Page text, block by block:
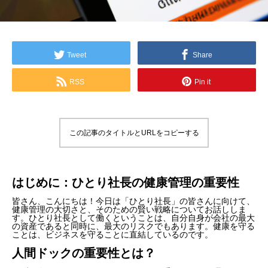
Tweet Share
RSS Pin it
この記事のタイトルとURLをコピーする
はじめに：ひとり社長の健康管理の重要性
皆さん、こんにちは！今日は「ひとり社長」の皆さんに向けて、
健康管理の大切さと、そのための賢い戦略についてお話ししま
す。ひとり社長として働くということは、自分自身が会社の最大
の資産であると同時に、最大のリスクでもあります。健康を守る
ことは、ビジネスを守ることに直結しているのです。
人間ドックの重要性とは？